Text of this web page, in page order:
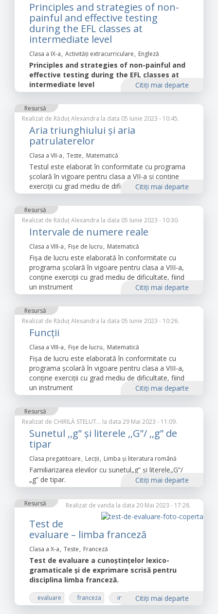
Principles and strategies of non-
painful and effective testing
during the EFL classes at
intermediate level
Clasa a IX-a Activități extracurriculare Engleză
Principles and strategies of non-painful and
effective testing during the EFL classes at
intermediate level
Citiţi mai departe
Resursă
Realizat de Răduț Alexandra la data 05 Iunie 2023 - 10:45.
Aria triunghiului și aria
patrulaterelor
Clasa a VII-a Teste Matematică
Testul este elaborat în conformitate cu programa
școlară în vigoare pentru clasa a VII-a și conține
exerciții cu grad mediu de dificultate.Citiţi mai departe
Resursă
Realizat de Răduț Alexandra la data 05 Iunie 2023 - 10:30.
Intervale de numere reale
Clasa a VIII-a Fișe de lucru Matematică
Fișa de lucru este elaborată în conformitate cu
programa școlară în vigoare pentru clasa a VIII-a,
conține exerciții cu grad mediu de dificultate, fiind
un instrument
Citiţi mai departe
Resursă
Realizat de Răduț Alexandra la data 05 Iunie 2023 - 10:26.
Funcții
Clasa a VIII-a Fișe de lucru Matematică
Fișa de lucru este elaborată în conformitate cu
programa școlară în vigoare pentru clasa a VIII-a,
conține exerciții cu grad mediu de dificultate, fiind
un instrument
Citiţi mai departe
Resursă
Realizat de CHIRILĂ STELUT… la data 29 Mai 2023 - 11:09.
Sunetul ,,g” și literele ,,G”/ ,,g” de
tipar
Clasa pregatitoare Lecții Limba şi literatura română
Familiarizarea elevilor cu sunetul„g” și literele„G”/
„g” de tipar.
Citiţi mai departe
Resursă Realizat de vanda la data 20 Mai 2023 - 17:28.
Test de
evaluare – limba franceză
Clasa a X-a Teste Franceză
Test de evaluare a cunoștințelor lexico-
gramaticale și de exprimare scrisă pentru
disciplina limba franceză.
evaluare franceza
intelegere text
Citiţi mai departe